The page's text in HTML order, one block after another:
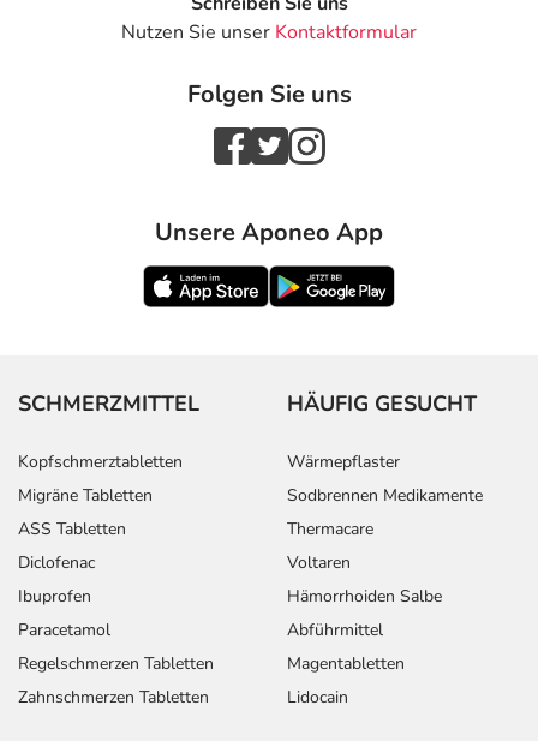
Nutzen Sie unser Kontaktformular
Folgen Sie uns
Unsere Aponeo App
SCHMERZMITTEL
Kopfschmerztabletten
Migräne Tabletten
ASS Tabletten
Diclofenac
Ibuprofen
Paracetamol
Regelschmerzen Tabletten
Zahnschmerzen Tabletten
HÄUFIG GESUCHT
Wärmepflaster
Sodbrennen Medikamente
Thermacare
Voltaren
Hämorrhoiden Salbe
Abführmittel
Magentabletten
Lidocain